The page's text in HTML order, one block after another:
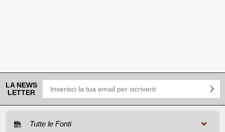
LA NEWS
LETTER
Tutte le Fonti